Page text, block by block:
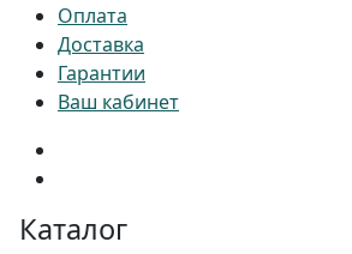
Оплата
Доставка
Гарантии
Ваш кабинет
Каталог